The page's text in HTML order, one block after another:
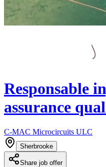
Responsable
assurance
C-MAC Microcircuits ULC
Sherbrooke
Share job offer